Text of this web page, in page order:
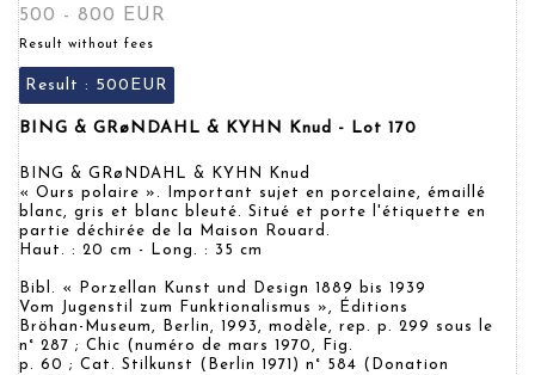
500 - 800 EUR
Result without fees
Result : 500EUR
BING & GRøNDAHL & KYHN Knud - Lot 170
BING & GRøNDAHL & KYHN Knud
« Ours polaire ». Important sujet en porcelaine, émaillé
blanc, gris et blanc bleuté. Situé et porte l'étiquette en
partie déchirée de la Maison Rouard.
Haut. : 20 cm - Long. : 35 cm
Bibl. « Porzellan Kunst und Design 1889 bis 1939
Vom Jugenstil zum Funktionalismus », Éditions
Bröhan-Museum, Berlin, 1993, modèle, rep. p. 299 sous le
n° 287 ; Chic (numéro de mars 1970, Fig.
p. 60 ; Cat. Stilkunst (Berlin 1971) n° 584 (Donation